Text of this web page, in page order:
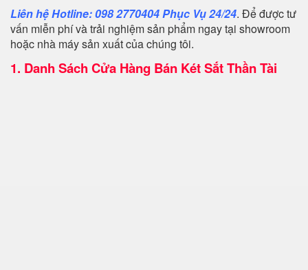
Liên hệ Hotline: 098 2770404 Phục Vụ 24/24. Để được tư
vấn miễn phí và trải nghiệm sản phẩm ngay tại showroom
hoặc nhà máy sản xuất của chúng tôi.
1. Danh Sách Cửa Hàng Bán Két Sắt Thần Tài